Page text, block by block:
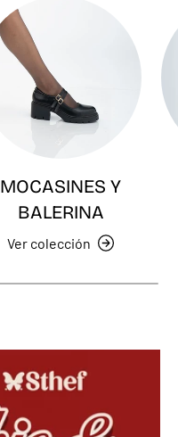
MOCASINES Y
BALERINA
Ver colección